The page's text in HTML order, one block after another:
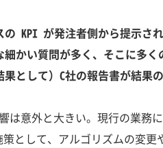
の KPI が発注者側から提示さ
細かい質問が多く、そこに多く
果として）C社の報告書が結果
は意外と大きい。現行の業務
策として、アルゴリズムの変